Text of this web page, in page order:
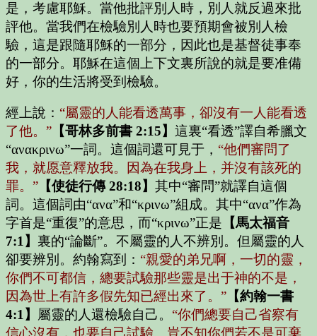
是，考慮耶穌。當他批評別人時，別人就反過來批
評他。當我們在檢驗別人時也要預期會被別人檢
驗，這是跟隨耶穌的一部分，因此也是基督徒事奉
的一部分。耶穌在這個上下文裏所說的就是要准備
好，你的生活將受到檢驗。
經上說： “屬靈的人能看透萬事，卻沒有一人能看透
了他。” 【哥林多前書 2:15】 這裏“看透”譯自希臘文
“ανακρινω”一詞。這個詞還可見于， “他們審問了
我，就愿意釋放我。因為在我身上，并沒有該死的
罪。” 【使徒行傳 28:18】 其中“審問”就譯自這個
詞。這個詞由“ανα”和“κρινω”組成。其中“ανα”作為
字首是“重復”的意思，而“κρινω”正是 【馬太福音
7:1】 裏的“論斷”。 不屬靈的人不辨別。但屬靈的人
卻要辨別。約翰寫到： “親愛的弟兄啊，一切的靈，
你們不可都信，總要試驗那些靈是出于神的不是，
因為世上有許多假先知已經出來了。” 【約翰一書
4:1】 屬靈的人還檢驗自己。 “你們總要自己省察有
信心沒有，也要自己試驗。豈不知你們若不是可棄